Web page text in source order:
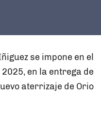
se impone en el
2025, en la entrega de
aterrizaje de Orio